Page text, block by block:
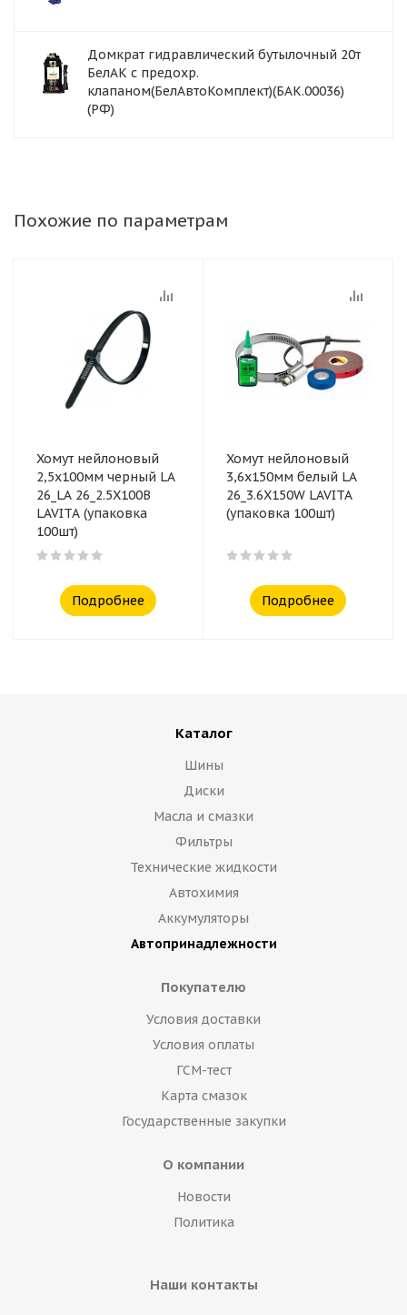
Домкрат гидравлический бутылочный 20т
БелАК с предохр.
клапаном(БелАвтоКомплект)(БАК.00036)
(РФ)
Похожие по параметрам
Хомут нейлоновый
2,5x100мм черный LA
26_LA 26_2.5X100B
LAVITA (упаковка
100шт)
Подробнее
Хомут нейлоновый
3,6x150мм белый LA
26_3.6X150W LAVITA
(упаковка 100шт)
Подробнее
Каталог
Шины
Диски
Масла и смазки
Фильтры
Технические жидкости
Автохимия
Аккумуляторы
Автопринадлежности
Покупателю
Условия доставки
Условия оплаты
ГСМ-тест
Карта смазок
Государственные закупки
О компании
Новости
Политика
Наши контакты